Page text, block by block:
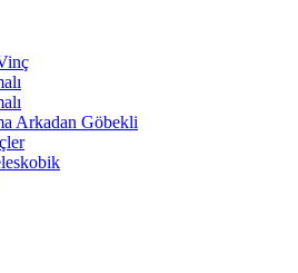
Arkadan Göbekli